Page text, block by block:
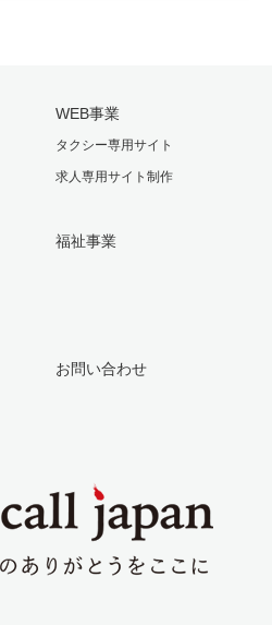
WEB事業
タクシー専用サイト
求人専用サイト制作
福祉事業
お問い合わせ